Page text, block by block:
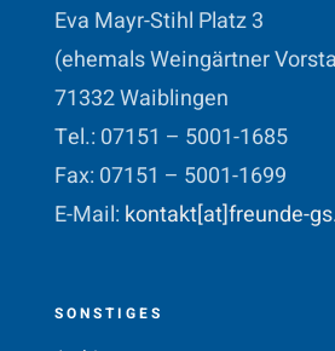
Eva Mayr-Stihl Platz 3
(ehemals Weingärtner
71332 Waiblingen
Tel.: 07151 – 5001-1685
Fax: 07151 – 5001-1699
E-Mail: kontakt[at]freunde-
SONSTIGES